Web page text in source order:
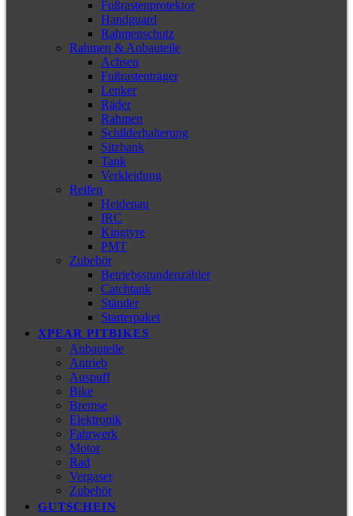
Fußrastenprotektor
Handguard
Rahmenschutz
Rahmen & Anbauteile
Achsen
Fußrastenträger
Lenker
Räder
Rahmen
Schilderhalterung
Sitzbank
Tank
Verkleidung
Reifen
Heidenau
IRC
Kingtyre
PMT
Zubehör
Betriebsstundenzähler
Catchtank
Ständer
Starterpaket
XPEAR PITBIKES
Anbauteile
Antrieb
Auspuff
Bike
Bremse
Elektronik
Fahrwerk
Motor
Rad
Vergaser
Zubehör
GUTSCHEIN